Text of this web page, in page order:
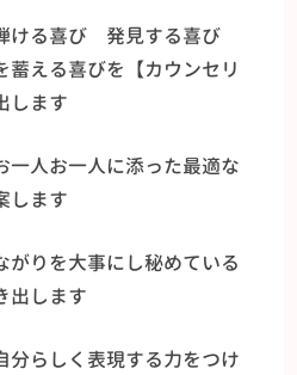
ける喜び 発見する喜び
える喜びを【カウンセリ
します
人お一人に添った最適な
します
がりを大事にし秘めている
出します
らしく表現する力をつけ